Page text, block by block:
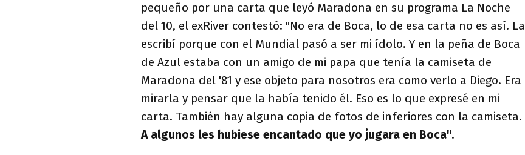
pequeño por una carta que leyó Maradona en su programa La Noche
del 10, el exRiver contestó: "No era de Boca, lo de esa carta no es así. La
escribí porque con el Mundial pasó a ser mi ídolo. Y en la peña de Boca
de Azul estaba con un amigo de mi papa que tenía la camiseta de
Maradona del '81 y ese objeto para nosotros era como verlo a Diego. Era
mirarla y pensar que la había tenido él. Eso es lo que expresé en mi
carta. También hay alguna copia de fotos de inferiores con la camiseta.
A algunos les hubiese encantado que yo jugara en Boca".